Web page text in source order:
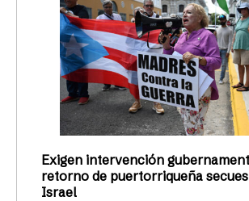
Exigen intervención
retorno de puertorriqueña
Israel